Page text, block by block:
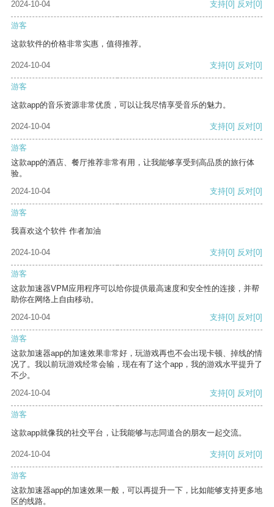
2024-10-04 支持[0] 反对[0]
游客
这款软件的价格非常实惠，值得推荐。
2024-10-04 支持[0] 反对[0]
游客
这款app的音乐资源非常优质，可以让我尽情享受音乐的魅力。
2024-10-04 支持[0] 反对[0]
游客
这款app的酒店、餐厅推荐非常有用，让我能够享受到高品质的旅行体
验。
2024-10-04
支持[0] 反对[0]
游客
我喜欢这个软件 作者加油
2024-10-04 支持[0] 反对[0]
游客
这款加速器VPM应用程序可以给你提供最高速度和安全性的连接，并帮
助你在网络上自由移动。
2024-10-04
支持[0] 反对[0]
游客
这款加速器app的加速效果非常好，玩游戏再也不会出现卡顿、掉线的情
况了。我以前玩游戏经常会输，现在有了这个app，我的游戏水平提升了
不少。
2024-10-04
支持[0] 反对[0]
游客
这款app就像我的社交平台，让我能够与志同道合的朋友一起交流。
2024-10-04 支持[0] 反对[0]
游客
这款加速器app的加速效果一般，可以再提升一下，比如能够支持更多地
区的线路。